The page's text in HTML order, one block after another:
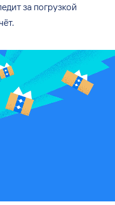
за погрузкой